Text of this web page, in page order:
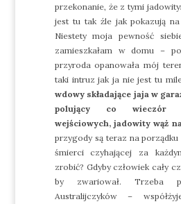
przekonanie, że z tymi
jest tu tak źle jak pokazują
Niestety moja pewność
zamieszkałam w domu –
przyroda opanowała mój
taki intruz jak ja nie jest tu
wdowy składające jaja w
polujący co wieczór
wejściowych, jadowity wąż
przygody są teraz na porządku
śmierci czyhającej za
zrobić? Gdyby człowiek cały
by zwariował. Trzeba
Australijczyków –